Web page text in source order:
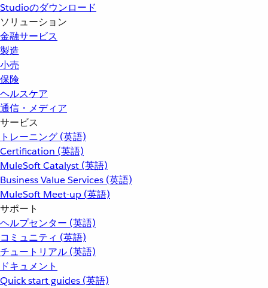
Studioのダウンロード
ソリューション
金融サービス
製造
小売
保険
ヘルスケア
通信・メディア
サービス
トレーニング (英語)
Certification (英語)
MuleSoft Catalyst (英語)
Business Value Services (英語)
MuleSoft Meet-up (英語)
サポート
ヘルプセンター (英語)
コミュニティ (英語)
チュートリアル (英語)
ドキュメント
Quick start guides (英語)